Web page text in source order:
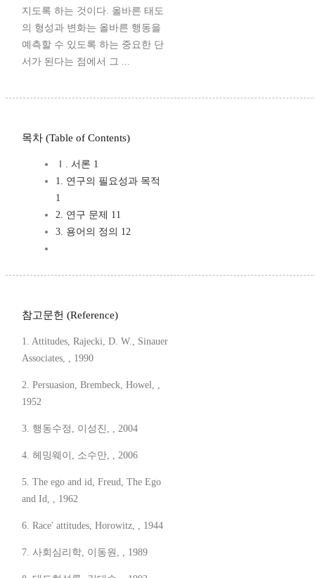
지도록 하는 것이다. 올바른 태도
의 형성과 변화는 올바른 행동을
예측할 수 있도록 하는 중요한 단
서가 된다는 점에서 그 ...
목차 (Table of Contents)
Ⅰ. 서론 1
1. 연구의 필요성과 목적
1
2. 연구 문제 11
3. 용어의 정의 12
참고문헌 (Reference)
1. Attitudes, Rajecki, D. W., Sinauer
Associates, , 1990
2. Persuasion, Brembeck, Howel, ,
1952
3. 행동수정, 이성진, , 2004
4. 헤밍웨이, 소수만, , 2006
5. The ego and id, Freud, The Ego
and Id, , 1962
6. Race' attitudes, Horowitz, , 1944
7. 사회심리학, 이동원, , 1989